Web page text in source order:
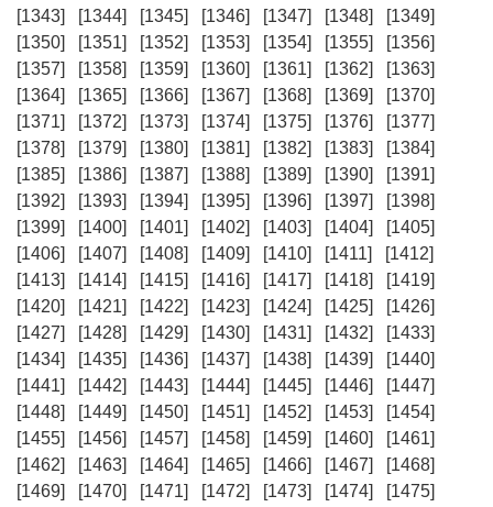
[1343]
[1344] [1345] [1346] [1347] [1348]
[1349]
[1350]
[1351] [1352] [1353] [1354] [1355]
[1356]
[1357]
[1358] [1359] [1360] [1361] [1362]
[1363]
[1364]
[1365] [1366] [1367] [1368] [1369]
[1370]
[1371]
[1372] [1373] [1374] [1375] [1376]
[1377]
[1378]
[1379] [1380] [1381] [1382] [1383]
[1384]
[1385]
[1386] [1387] [1388] [1389] [1390]
[1391]
[1392]
[1393] [1394] [1395] [1396] [1397]
[1398]
[1399]
[1400] [1401] [1402] [1403] [1404]
[1405]
[1406]
[1407] [1408] [1409] [1410] [1411]
[1412]
[1413]
[1414] [1415] [1416] [1417] [1418]
[1419]
[1420]
[1421] [1422] [1423] [1424] [1425]
[1426]
[1427]
[1428] [1429] [1430] [1431] [1432]
[1433]
[1434]
[1435] [1436] [1437] [1438] [1439]
[1440]
[1441]
[1442] [1443] [1444] [1445] [1446]
[1447]
[1448]
[1449] [1450] [1451] [1452] [1453]
[1454]
[1455]
[1456] [1457] [1458] [1459] [1460]
[1461]
[1462]
[1463] [1464] [1465] [1466] [1467]
[1468]
[1469]
[1470] [1471] [1472] [1473] [1474]
[1475]